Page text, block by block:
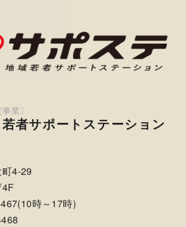
者サポートステーション
4-29
時～17時)